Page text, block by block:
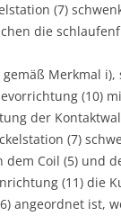
(7)
die
Merkmal
(10)
der
(7)
dem Coil (5) und
(11) die
angeordnet ist,